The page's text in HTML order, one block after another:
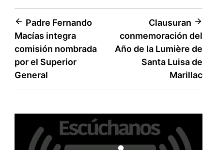
Navegación
de
entradas
Padre Fernando
Macías integra
comisión nombrada
por el Superior
General
Clausuran
conmemoración del
Año de la Lumière de
Santa Luisa de
Marillac